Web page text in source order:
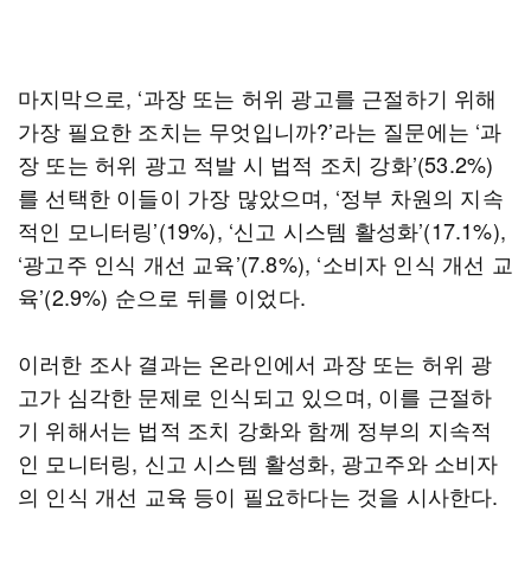
마지막으로, ‘과장 또는 허위 광고를 근절하기 위해
가장 필요한 조치는 무엇입니까?’라는 질문에는 ‘과
장 또는 허위 광고 적발 시 법적 조치 강화’(53.2%)
를 선택한 이들이 가장 많았으며, ‘정부 차원의 지속
적인 모니터링’(19%), ‘신고 시스템 활성화’(17.1%),
‘광고주 인식 개선 교육’(7.8%), ‘소비자 인식 개선 교
육’(2.9%) 순으로 뒤를 이었다.
이러한 조사 결과는 온라인에서 과장 또는 허위 광
고가 심각한 문제로 인식되고 있으며, 이를 근절하
기 위해서는 법적 조치 강화와 함께 정부의 지속적
인 모니터링, 신고 시스템 활성화, 광고주와 소비자
의 인식 개선 교육 등이 필요하다는 것을 시사한다.